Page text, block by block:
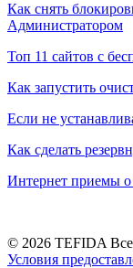
Как снять
Администратором
Топ 11 сайтов с
Как запустить
Если не
Как сделать
Интернет приемы о
© 2026 TEFIDA
Условия